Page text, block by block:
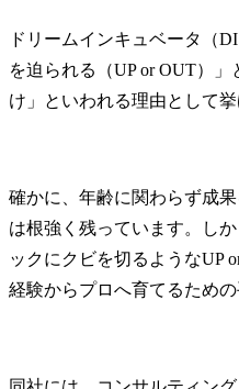
ドリームインキュベータ（
を迫られる（UP or OUT）
け」といわれる理由として挙
確かに、年齢に関わらず成
は根強く残っています。し
ックにクビを切るようなUP
経験からプロへ育てるため